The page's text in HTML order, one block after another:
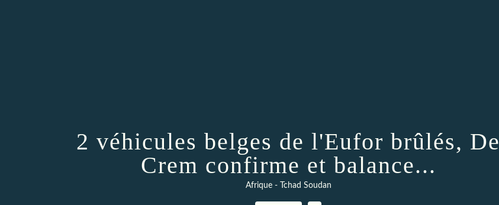
2 véhicules belges de l'Eufor brûlés, De
Crem confirme et balance...
Afrique - Tchad Soudan